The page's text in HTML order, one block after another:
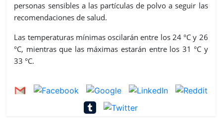
personas sensibles a las partículas de polvo a seguir las
recomendaciones de salud.
Las temperaturas mínimas oscilarán entre los 24 °C y 26
°C, mientras que las máximas estarán entre los 31 °C y
33 °C.